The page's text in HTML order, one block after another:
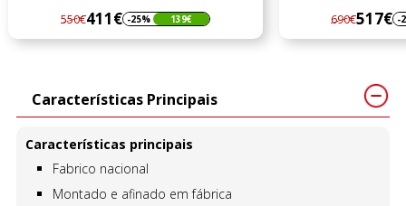
Regular
preço
550€411€
Preço -25% 139€
Regular
preço
690€517€
Preço -
Características Principais
Características principais
Fabrico nacional
Montado e afinado em fábrica